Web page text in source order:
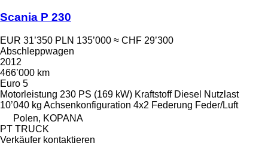
Scania P 230
EUR 31’350 PLN 135’000 ≈ CHF 29’300
Abschleppwagen
2012
466’000 km
Euro 5
Motorleistung 230 PS (169 kW) Kraftstoff Diesel Nutzlast
10’040 kg Achsenkonfiguration 4x2 Federung Feder/Luft
Polen, KOPANA
PT TRUCK
Verkäufer kontaktieren